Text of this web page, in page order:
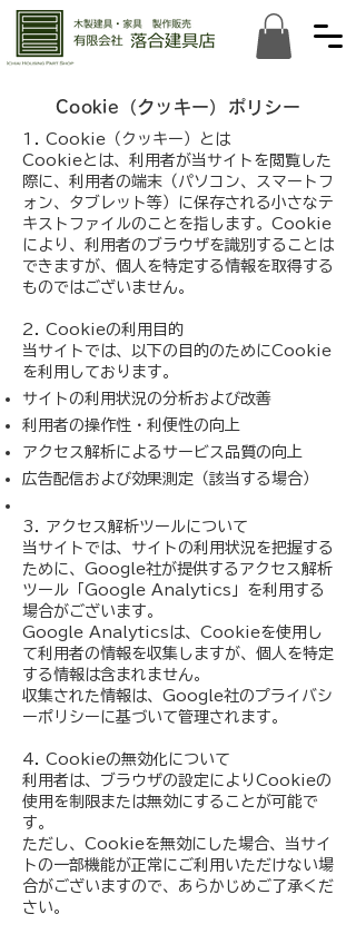
Cookie（クッキー）ポリシー
1. Cookie（クッキー）とは
Cookieとは、利用者が当サイトを閲覧した
際に、利用者の端末（パソコン、スマートフ
ォン、タブレット等）に保存される小さなテ
キストファイルのことを指します。Cookie
により、利用者のブラウザを識別することは
できますが、個人を特定する情報を取得する
ものではございません。
2. Cookieの利用目的
当サイトでは、以下の目的のためにCookie
を利用しております。
サイトの利用状況の分析および改善
利用者の操作性・利便性の向上
アクセス解析によるサービス品質の向上
広告配信および効果測定（該当する場合）
3. アクセス解析ツールについて
当サイトでは、サイトの利用状況を把握する
ために、Google社が提供するアクセス解析
ツール「Google Analytics」を利用する
場合がございます。
Google Analyticsは、Cookieを使用し
て利用者の情報を収集しますが、個人を特定
する情報は含まれません。
収集された情報は、Google社のプライバシ
ーポリシーに基づいて管理されます。
4. Cookieの無効化について
利用者は、ブラウザの設定によりCookieの
使用を制限または無効にすることが可能で
す。
ただし、Cookieを無効にした場合、当サイ
トの一部機能が正常にご利用いただけない場
合がございますので、あらかじめご了承くだ
さい。